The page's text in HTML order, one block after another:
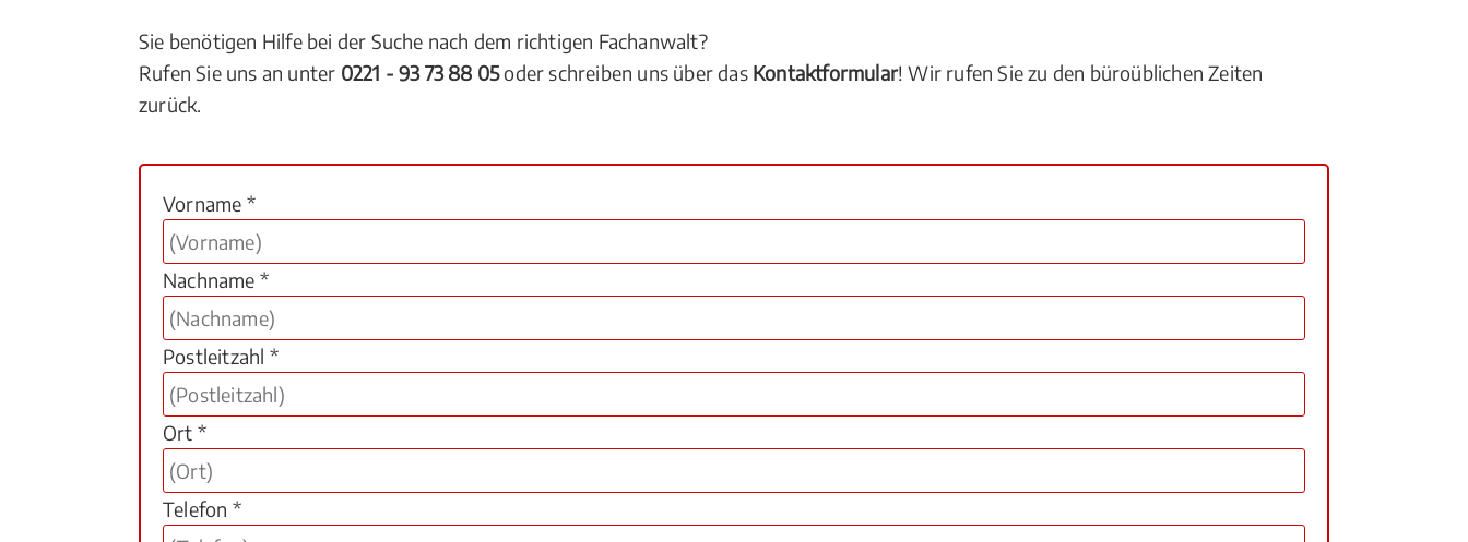
Sie benötigen Hilfe bei der Suche nach dem richtigen Fachanwalt?
Rufen Sie uns an unter 0221 - 93 73 88 05oder schreiben uns über das Kontaktformular! Wir rufen Sie zu den büroüblichen Zeiten
zurück.
Vorname *
Nachname *
Postleitzahl *
Ort *
Telefon *